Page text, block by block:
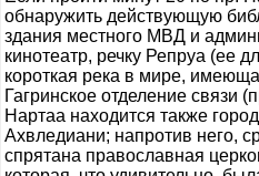
обнаружить действующую
здания местного МВД и
кинотеатр, речку Репруа (ее
короткая река в мире,
Гагринское отделение связи
Нартаа находится также
Ахвледиани; напротив него,
спрятана православная